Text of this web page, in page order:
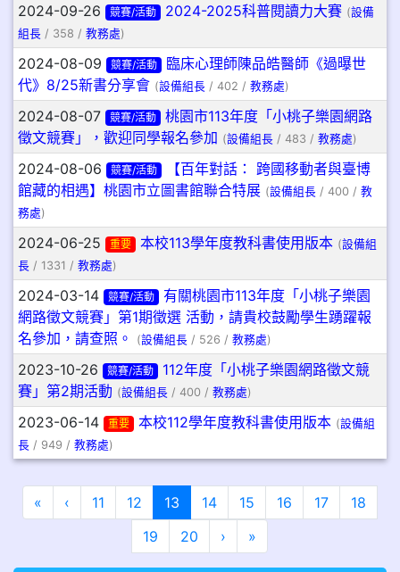
2024-09-26 競賽/活動 2024-2025科普閱讀力大賽 (設備
組長 / 358 / 教務處)
2024-08-09 競賽/活動
臨床心理師陳品皓醫師《過曝世
代》8/25新書分享會 (設備組長 / 402 / 教務處)
2024-08-07 競賽/活動
桃園市113年度「小桃子樂園網路
徵文競賽」，歡迎同學報名參加 (設備組長 / 483 / 教務處)
2024-08-06 競賽/活動
【百年對話： 跨國移動者與臺博
館藏的相遇】桃園市立圖書館聯合特展 (設備組長 / 400 / 教
務處)
2024-06-25 重要 本校113學年度教科書使用版本 (設備組
長 / 1331 / 教務處)
2024-03-14 競賽/活動
有關桃園市113年度「小桃子樂園
網路徵文競賽」第1期徵選 活動，請貴校鼓勵學生踴躍報
名參加，請查照。
(設備組長 / 526 / 教務處)
2023-10-26 競賽/活動
112年度「小桃子樂園網路徵文競
賽」第2期活動 (設備組長 / 400 / 教務處)
2023-06-14 重要 本校112學年度教科書使用版本 (設備組
長 / 949 / 教務處)
« 第一頁
‹ 上一頁
11 12 13 (目前頁次)
14 15 16 17
18
19
20 › 下一頁
»